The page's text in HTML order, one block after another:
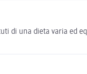
di una dieta varia ed